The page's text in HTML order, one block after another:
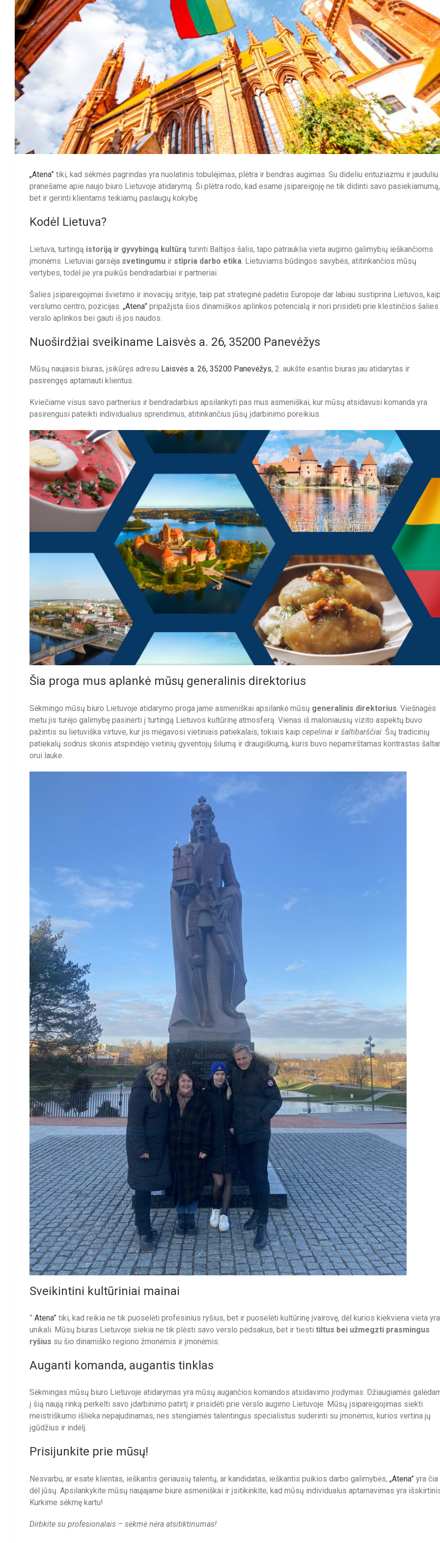
„Atena” tiki, kad sėkmės pagrindas yra nuolatinis tobulėjimas, plėtra ir bendras augimas. Su dideliu entuziazmu ir jauduliu
pranešame apie naujo biuro Lietuvoje atidarymą. Ši plėtra rodo, kad esame įsipareigoję ne tik didinti savo pasiekiamumą,
bet ir gerinti klientams teikiamų paslaugų kokybę.
Kodėl Lietuva?
Lietuva, turtingą istoriją ir gyvybingą kultūrą turinti Baltijos šalis, tapo patrauklia vieta augimo galimybių ieškančioms
įmonėms. Lietuviai garsėja svetingumu ir stipria darbo etika . Lietuviams būdingos savybės, atitinkančios mūsų
vertybes, todėl jie yra puikūs bendradarbiai ir partneriai.
Šalies įsipareigojimai švietimo ir inovacijų srityje, taip pat strateginė padėtis Europoje dar labiau sustiprina Lietuvos, kaip
verslumo centro, pozicijas. „Atena” pripažįsta šios dinamiškos aplinkos potencialą ir nori prisidėti prie klestinčios šalies
verslo aplinkos bei gauti iš jos naudos.
Nuoširdžiai sveikiname Laisvės a. 26, 35200 Panevėžys
Mūsų naujasis biuras, įsikūręs adresu Laisvės a. 26, 35200 Panevėžys, 2. aukšte esantis biuras jau atidarytas ir
pasirengęs aptarnauti klientus.
Kviečiame visus savo partnerius ir bendradarbius apsilankyti pas mus asmeniškai, kur mūsų atsidavusi komanda yra
pasirengusi pateikti individualius sprendimus, atitinkančius jūsų įdarbinimo poreikius.
Šia proga mus aplankė mūsų generalinis direktorius
Sėkmingo mūsų biuro Lietuvoje atidarymo proga jame asmeniškai apsilankė mūsų generalinis direktorius . Viešnagės
metu jis turėjo galimybę pasinerti į turtingą Lietuvos kultūrinę atmosferą. Vienas iš maloniausių vizito aspektų buvo
pažintis su lietuviška virtuve, kur jis mėgavosi vietiniais patiekalais, tokiais kaip cepelinai ir šaltibarščiai . Šių tradicinių
patiekalų sodrus skonis atspindėjo vietinių gyventojų šilumą ir draugiškumą, kuris buvo nepamirštamas kontrastas
orui lauke.
Sveikintini kultūriniai mainai
” Atena” tiki, kad reikia ne tik puoselėti profesinius ryšius, bet ir puoselėti kultūrinę įvairovę, dėl kurios kiekviena vieta yra
unikali. Mūsų biuras Lietuvoje siekia ne tik plėsti savo verslo pėdsakus, bet ir tiesti tiltus bei užmegzti prasmingus
ryšius su šio dinamiško regiono žmonėmis ir įmonėmis.
Auganti komanda, augantis tinklas
Sėkmingas mūsų biuro Lietuvoje atidarymas yra mūsų augančios komandos atsidavimo įrodymas. Džiaugiamės
į šią naują rinką perkelti savo įdarbinimo patirtį ir prisidėti prie verslo augimo Lietuvoje. Mūsų įsipareigojimas siekti
meistriškumo išlieka nepajudinamas, nes stengiamės talentingus specialistus suderinti su įmonėmis, kurios vertina jų
įgūdžius ir indėlį.
Prisijunkite prie mūsų!
Nesvarbu, ar esate klientas, ieškantis geriausių talentų, ar kandidatas, ieškantis puikios darbo galimybės, „Atena” yra čia
dėl jūsų. Apsilankykite mūsų naujajame biure asmeniškai ir įsitikinkite, kad mūsų individualus aptarnavimas yra
Kurkime sėkmę kartu!
Dirbkite su profesionalais – sėkmė nėra atsitiktinumas!